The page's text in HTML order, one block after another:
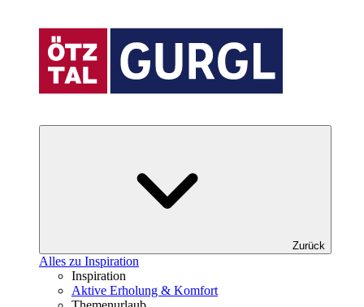
Zurück
Alles zu Inspiration
Inspiration
Aktive Erholung & Komfort